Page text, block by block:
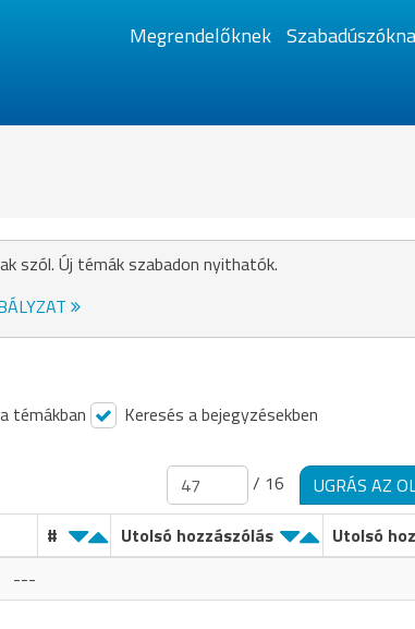
Megrendelőknek
szól. Új témák szabadon nyithatók.
témákban Keresés a bejegyzésekben
/ 16
UGRÁS AZ
# Utolsó hozzászólás
Utolsó
---